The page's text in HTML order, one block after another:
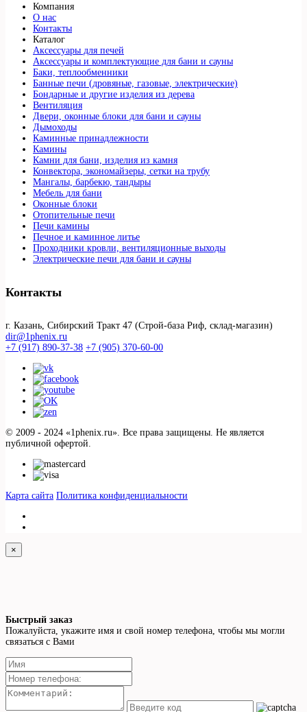
Компания
О нас
Контакты
Каталог
Аксессуары для печей
Аксессуары и комплектующие для бани и сауны
Баки, теплообменники
Банные печи (дровяные, газовые, электрические)
Бондарные и другие изделия из дерева
Вентиляция
Двери, оконные блоки для бани и сауны
Дымоходы
Каминные принадлежности
Камины
Камни для бани, изделия из камня
Конвектора, экономайзеры, сетки на трубу
Мангалы, барбекю, тандыры
Мебель для бани
Оконные блоки
Отопительные печи
Печи камины
Печное и каминное литье
Проходники кровли, вeнтиляционные выходы
Электрические печи для бани и сауны
Контакты
г. Казань, Сибирский Тракт 47 (Строй-база Риф, склад-магазин)
dir@1phenix.ru
+7 (917) 890-37-38 +7 (905) 370-60-00
© 2009 - 2024 «1phenix.ru». Все права защищены. Не является
публичной офертой.
Карта сайта Политика конфиденциальности
×
Быстрый заказ
Пожалуйста, укажите имя и свой номер телефона, чтобы мы могли
связаться с Вами